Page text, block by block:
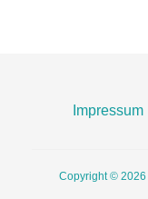
Impressum
Copyright © 2026